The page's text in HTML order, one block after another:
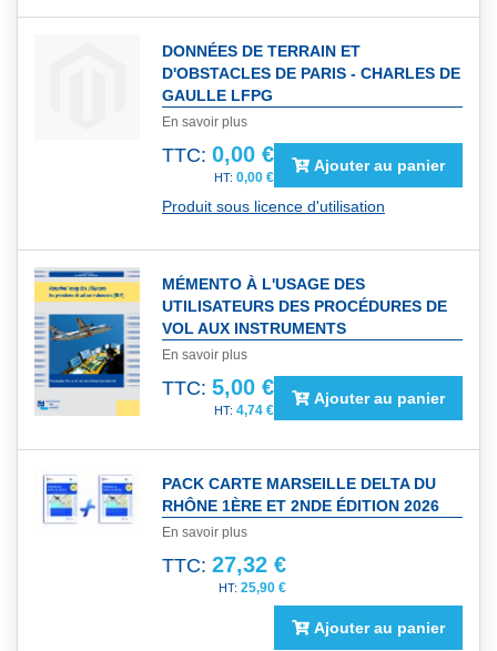
DONNÉES DE TERRAIN ET
D'OBSTACLES DE PARIS - CHARLES DE
GAULLE LFPG
En savoir plus
TTC: 0,00 €
0,00 €
Ajouter au panier
Produit sous licence d'utilisation
MÉMENTO À L'USAGE DES
UTILISATEURS DES PROCÉDURES DE
VOL AUX INSTRUMENTS
En savoir plus
TTC: 5,00 €
4,74 €
Ajouter au panier
PACK CARTE MARSEILLE DELTA DU
RHÔNE 1ÈRE ET 2NDE ÉDITION 2026
En savoir plus
TTC: 27,32 €
25,90 €
Ajouter au panier